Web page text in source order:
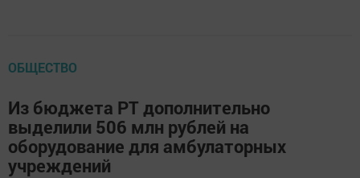
ОБЩЕСТВО
Из бюджета РТ дополнительно
выделили 506 млн рублей на
оборудование для амбулаторных
учреждений